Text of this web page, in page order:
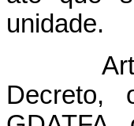
unidade.
Art.
Decreto,